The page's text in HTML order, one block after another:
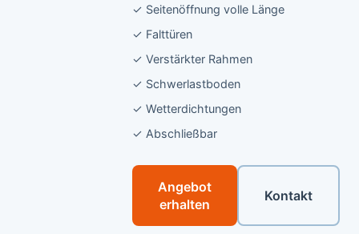
✓ Seitenöffnung volle Länge
✓ Falttüren
✓ Verstärkter Rahmen
✓ Schwerlastboden
✓ Wetterdichtungen
✓ Abschließbar
Angebot
erhalten
Kontakt